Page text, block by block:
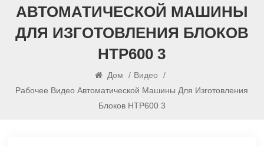
АВТОМАТИЧЕСКОЙ МАШИНЫ
ДЛЯ ИЗГОТОВЛЕНИЯ БЛОКОВ
HTP600 3
Дом / Видео
/
Рабочее Видео Автоматической Машины Для Изготовления
Блоков HTP600 3